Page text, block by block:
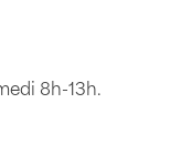
8h-13h.